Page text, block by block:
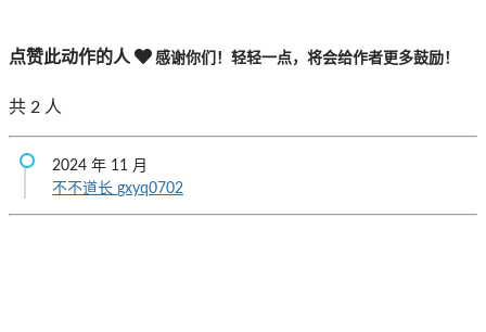
点赞此动作的人 感谢你们！轻轻一点，将会给作者更多鼓励！
共 2 人
2024 年 11 月
不不道长 gxyq0702